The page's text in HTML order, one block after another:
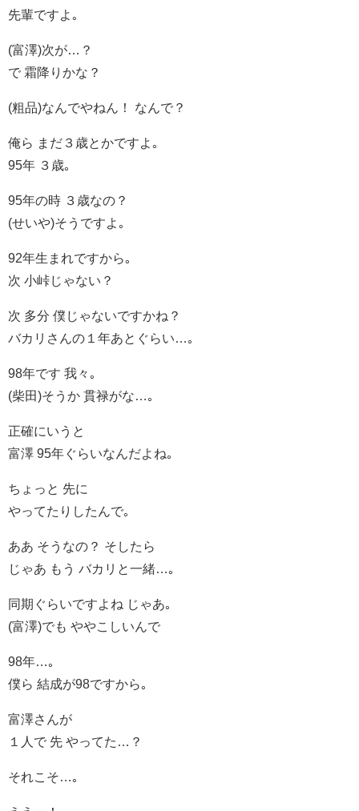
先輩ですよ｡
(富澤)次が…？
で 霜降りかな？
(粗品)なんでやねん！ なんで？
俺ら まだ３歳とかですよ｡
95年 ３歳｡
95年の時 ３歳なの？
(せいや)そうですよ｡
92年生まれですから｡
次 小峠じゃない？
次 多分 僕じゃないですかね？
バカリさんの１年あとぐらい…｡
98年です 我々｡
(柴田)そうか 貫禄がな…｡
正確にいうと
富澤 95年ぐらいなんだよね｡
ちょっと 先に
やってたりしたんで｡
ああ そうなの？ そしたら
じゃあ もう バカリと一緒…｡
同期ぐらいですよね じゃあ｡
(富澤)でも ややこしいんで
98年…｡
僕ら 結成が98ですから｡
富澤さんが
１人で 先 やってた…？
それこそ…｡